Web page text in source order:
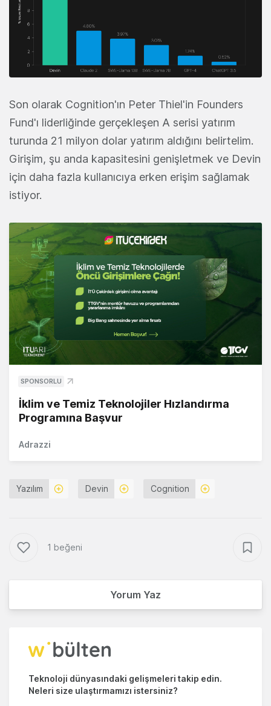
Son olarak Cognition'ın Peter Thiel'in Founders
Fund'ı liderliğinde gerçekleşen A serisi yatırım
turunda 21 milyon dolar yatırım aldığını belirtelim.
Girişim, şu anda kapasitesini genişletmek ve Devin
için daha fazla kullanıcıya erken erişim sağlamak
istiyor.
SPONSORLU
İklim ve Temiz Teknolojiler Hızlandırma
Programına Başvur
Adrazzi
Yazılım Devin Cognition
1 beğeni
Yorum Yaz
Teknoloji dünyasındaki gelişmeleri takip edin.
Neleri size ulaştırmamızı istersiniz?